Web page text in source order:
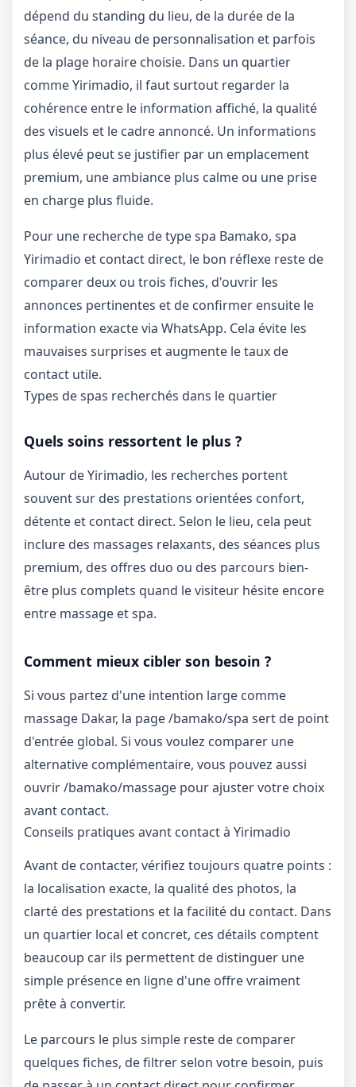
dépend du standing du lieu, de la durée de la
séance, du niveau de personnalisation et parfois
de la plage horaire choisie. Dans un quartier
comme Yirimadio, il faut surtout regarder la
cohérence entre le information affiché, la qualité
des visuels et le cadre annoncé. Un informations
plus élevé peut se justifier par un emplacement
premium, une ambiance plus calme ou une prise
en charge plus fluide.
Pour une recherche de type spa Bamako, spa
Yirimadio et contact direct, le bon réflexe reste de
comparer deux ou trois fiches, d'ouvrir les
annonces pertinentes et de confirmer ensuite le
information exacte via WhatsApp. Cela évite les
mauvaises surprises et augmente le taux de
contact utile.
Types de spas recherchés dans le quartier
Quels soins ressortent le plus ?
Autour de Yirimadio, les recherches portent
souvent sur des prestations orientées confort,
détente et contact direct. Selon le lieu, cela peut
inclure des massages relaxants, des séances plus
premium, des offres duo ou des parcours bien-
être plus complets quand le visiteur hésite encore
entre massage et spa.
Comment mieux cibler son besoin ?
Si vous partez d'une intention large comme
massage Dakar, la page/bamako/spa sert de point
d'entrée global. Si vous voulez comparer une
alternative complémentaire, vous pouvez aussi
ouvrir/bamako/massage pour ajuster votre choix
avant contact.
Conseils pratiques avant contact à Yirimadio
Avant de contacter, vérifiez toujours quatre points :
la localisation exacte, la qualité des photos, la
clarté des prestations et la facilité du contact. Dans
un quartier local et concret, ces détails comptent
beaucoup car ils permettent de distinguer une
simple présence en ligne d'une offre vraiment
prête à convertir.
Le parcours le plus simple reste de comparer
quelques fiches, de filtrer selon votre besoin, puis
1 / 1
＋⛶ ↓✕